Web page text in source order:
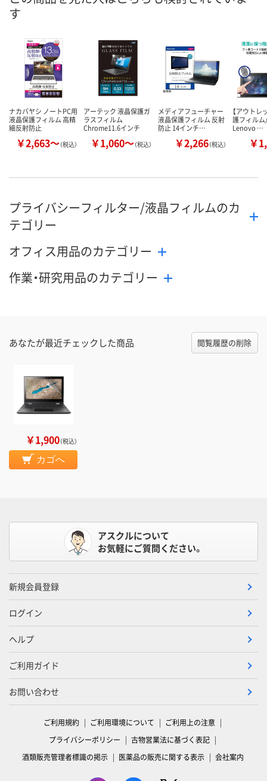
す
ナカバヤシ ノートPC用
液晶保護フィルム 高精
細反射防止
￥2,663～（税込）
アーテック 液晶保護ガ
ラスフィルム
Chrome11.6インチ
￥1,060～（税込）
メディアフューチャー
液晶保護フィルム 反射
防止 14インチ…
￥2,266（税込）
【アウトレ
護フィル
Lenovo …
￥
プライバシーフィルター/液晶フィルムのカ
テゴリー
オフィス用品のカテゴリー
作業・研究用品のカテゴリー
あなたが最近チェックした商品 閲覧履歴の削除
￥1,900（税込）
カゴへ
アスクルについて
お気軽にご質問ください。
新規会員登録
ログイン
ヘルプ
ご利用ガイド
お問い合わせ
ご利用規約 ご利用環境について
ご利用上の注意
プライバシーポリシー
古物営業法に基づく表記
酒類販売管理者標識の掲示
医薬品の販売に関する表示 会社案内